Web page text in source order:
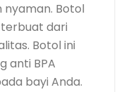
nyaman. Botol
dari
Botol ini
anti BPA
bayi Anda.